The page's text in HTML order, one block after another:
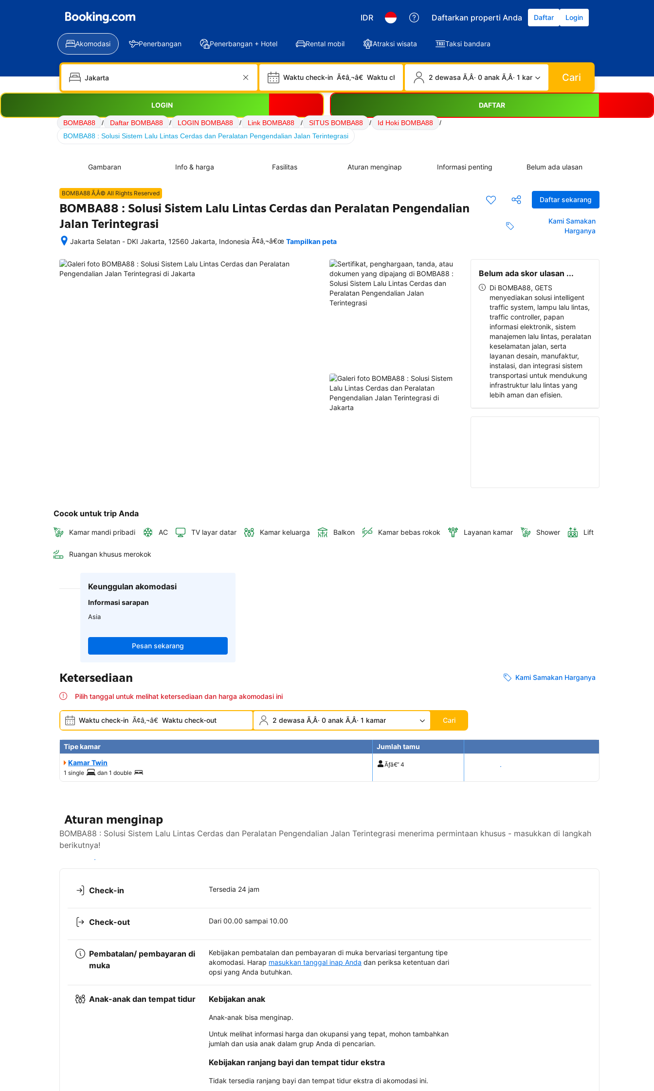
IDR Daftarkan properti Anda Daftar Login
Akomodasi Penerbangan Penerbangan + Hotel Rental mobil Atraksi wisata Taksi bandara
Waktu check-in Ã¢â‚¬â€ Waktu check-out 2 dewasa Ã‚Â· 0 anak Ã‚Â· 1 kamar Cari
LOGIN DAFTAR
BOMBA88 / Daftar BOMBA88 / LOGIN BOMBA88 / Link BOMBA88 / SITUS BOMBA88 / Id Hoki BOMBA88
/
BOMBA88 : Solusi Sistem Lalu Lintas Cerdas dan Peralatan Pengendalian Jalan Terintegrasi
Gambaran Info & harga Fasilitas Aturan menginap Informasi penting Belum ada ulasan
Daftar sekarang
Kami Samakan
Harganya
BOMBA88 Ã‚Â© All Rights Reserved
BOMBA88 : Solusi Sistem Lalu Lintas Cerdas dan Peralatan Pengendalian
Jalan Terintegrasi
Jakarta Selatan - DKI Jakarta, 12560 Jakarta, Indonesia
memesan,
semua
rincian
Ã¢â‚¬â€œ Tampilkan peta
Belum ada skor ulasan ...
Di BOMBA88, GETS
menyediakan solusi intelligent
traffic system, lampu lalu lintas,
traffic controller, papan
informasi elektronik, sistem
manajemen lalu lintas, peralatan
keselamatan jalan, serta
layanan desain, manufaktur,
instalasi, dan integrasi sistem
transportasi untuk mendukung
infrastruktur lalu lintas yang
lebih aman dan efisien.
Cocok untuk trip Anda
Kamar mandi pribadi AC TV layar datar Kamar keluarga Balkon Kamar bebas rokok Layanan kamar Shower Lift
Ruangan khusus merokok
Keunggulan akomodasi
Informasi sarapan
Asia
Pesan sekarang
Ketersediaan Kami Samakan Harganya
Pilih tanggal untuk melihat ketersediaan dan harga akomodasi ini
Waktu check-in Ã¢â‚¬â€ Waktu check-out 2 dewasa Ã‚Â· 0 anak Ã‚Â· 1 kamar Cari
Tipe kamar
Jumlah tamu
Kamar Twin
1 single dan 1 double
Ãƒâ€” 4 Tampilkan harga
Aturan menginap
BOMBA88 : Solusi Sistem Lalu Lintas Cerdas dan Peralatan Pengendalian Jalan Terintegrasi menerima permintaan khusus - masukkan di langkah
berikutnya!
Lihat ketersediaan
Check-in Tersedia 24 jam
Check-out Dari 00.00 sampai 10.00
Pembatalan/ pembayaran di
muka
Kebijakan pembatalan dan pembayaran di muka bervariasi tergantung tipe
akomodasi. Harap masukkan tanggal inap Anda dan periksa ketentuan dari
opsi yang Anda butuhkan.
Anak-anak dan tempat tidur Kebijakan anak
Anak-anak bisa menginap.
Untuk melihat informasi harga dan okupansi yang tepat, mohon tambahkan
jumlah dan usia anak dalam grup Anda di pencarian.
Kebijakan ranjang bayi dan tempat tidur ekstra
Tidak tersedia ranjang bayi dan tempat tidur ekstra di akomodasi ini.